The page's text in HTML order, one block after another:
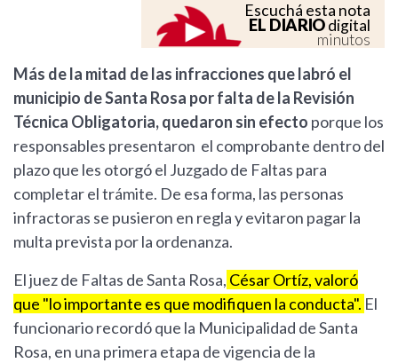
Escuchá esta nota
EL DIARIOdigital
minutos
Más de la mitad de las infracciones que labró el
municipio de Santa Rosa por falta de la Revisión
Técnica Obligatoria, quedaron sin efecto porque los
responsables presentaron el comprobante dentro del
plazo que les otorgó el Juzgado de Faltas para
completar el trámite. De esa forma, las personas
infractoras se pusieron en regla y evitaron pagar la
multa prevista por la ordenanza.
El juez de Faltas de Santa Rosa, César Ortíz, valoró
que "lo importante es que modifiquen la conducta". El
funcionario recordó que la Municipalidad de Santa
Rosa, en una primera etapa de vigencia de la